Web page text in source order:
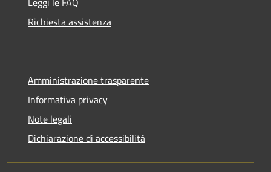
Richiesta assistenza
Amministrazione trasparente
Informativa privacy
Note legali
Dichiarazione di accessibilità